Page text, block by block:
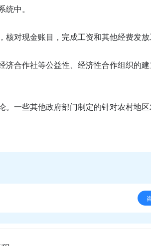
统中。
对现金账目，完成工资和其他经费发放
济合作社等公益性、经济性合作组织的
。一些其他政府部门制定的针对农村地